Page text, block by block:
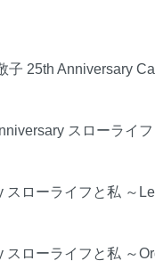
子 25th Anniversary
スローライ
スローライフと私 ～
スローライフと私 ～